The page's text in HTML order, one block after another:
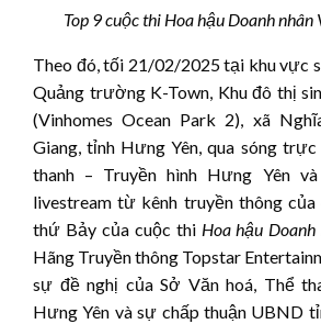
Top 9 cuộc thi Hoa hậu Doanh
Theo đó, tối 21/02/2025 tại khu vực
Quảng trường K-Town, Khu đô thị
(Vinhomes Ocean Park 2), xã
Giang, tỉnh Hưng Yên, qua sóng
thanh – Truyền hình Hưng Yên
livestream từ kênh truyền thông
thứ Bảy của cuộc thi Hoa hậu
Hãng Truyền thông Topstar
sự đề nghị của Sở Văn hoá, Thể
Hưng Yên và sự chấp thuận UBND